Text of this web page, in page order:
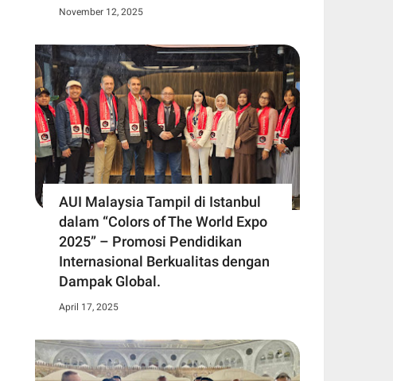
November 12, 2025
AUI Malaysia Tampil di Istanbul
dalam “Colors of The World Expo
2025” – Promosi Pendidikan
Internasional Berkualitas dengan
Dampak Global.
April 17, 2025